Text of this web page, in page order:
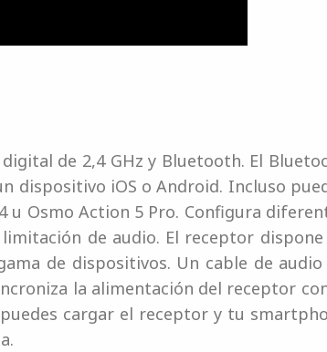
de 2,4 GHz y Bluetooth. El
dispositivo iOS o Android. Incluso
Osmo Action 5 Pro. Configura
de audio. El receptor dispone
de dispositivos. Un cable de audio
la alimentación del receptor
cargar el receptor y tu